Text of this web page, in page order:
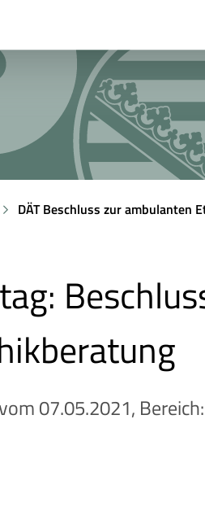
DÄT Beschluss zur ambulanten
07.05.2021,